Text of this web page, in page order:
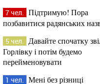
7 чел. Підтримую! Пора
позбавитися радянських
5 чел. Давайте спочатку
Горлівку і потім будемо
перейменовувати
1 чел. Мені без різниці